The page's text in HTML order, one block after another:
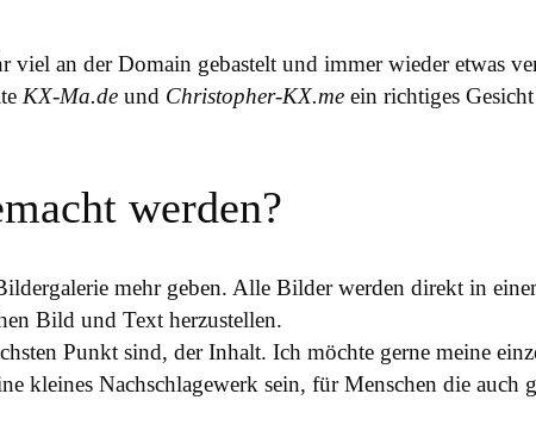
viel an der Domain gebastelt und immer wieder etwas
KX-Ma.de und Christopher-KX.me ein richtiges
werden?
mehr geben. Alle Bilder werden direkt in
Bild und Text herzustellen.
Punkt sind, der Inhalt. Ich möchte gerne meine
kleines Nachschlagewerk sein, für Menschen die auch